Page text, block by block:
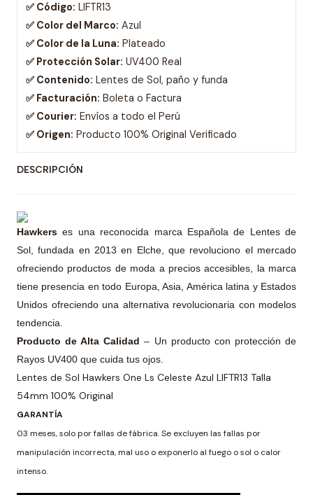
✅ Código: LIFTR13
✅ Color del Marco: Azul
✅ Color de la Luna: Plateado
✅ Protección Solar: UV400 Real
✅ Contenido: Lentes de Sol, paño y funda
✅ Facturación: Boleta o Factura
✅ Courier: Envíos a todo el Perú
✅ Origen: Producto 100% Original Verificado
DESCRIPCIÓN
Hawkerses una reconocida marca Española de Lentes de
Sol, fundada en 2013 en Elche, que revoluciono el mercado
ofreciendo productos de moda a precios accesibles, la marca
tiene presencia en todo Europa, Asia, América latina y Estados
Unidos ofreciendo una alternativa revolucionaria con modelos
tendencia.
Producto de Alta Calidad– Un producto con protección de
Rayos UV400 que cuida tus ojos.
Lentes de Sol Hawkers One Ls Celeste Azul LIFTR13 Talla
54mm 100% Original
GARANTÍA
03 meses, solo por fallas de fábrica. Se excluyen las fallas por
manipulación incorrecta, mal uso o exponerlo al fuego o sol o calor
intenso.